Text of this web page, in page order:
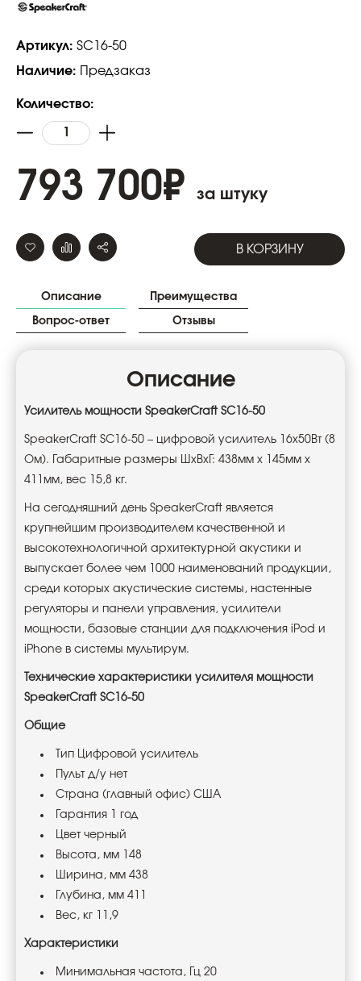
Артикул: SC16-50
Наличие:
Предзаказ
Количество:
793 700₽ за штуку
В КОРЗИНУ
Описание Преимущества
Вопрос-ответ Отзывы
Описание
Усилитель мощности SpeakerCraft SC16-50
SpeakerCraft SC16-50 – цифровой усилитель 16х50Вт (8
Ом). Габаритные размеры ШхВхГ: 438мм х 145мм х
411мм, вес 15,8 кг.
На сегодняшний день SpeakerCraft является
крупнейшим производителем качественной и
высокотехнологичной архитектурной акустики и
выпускает более чем 1000 наименований продукции,
среди которых акустические системы, настенные
регуляторы и панели управления, усилители
мощности, базовые станции для подключения iPod и
iPhone в системы мультирум.
Технические характеристики усилителя мощности
SpeakerCraft SC16-50
Общие
Тип Цифровой усилитель
Пульт д/у нет
Страна (главный офис) США
Гарантия 1 год
Цвет черный
Высота, мм 148
Ширина, мм 438
Глубина, мм 411
Вес, кг 11,9
Характеристики
Минимальная частота, Гц 20